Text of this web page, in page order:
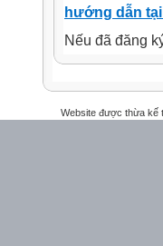
hướng dẫn
Nếu đã đăng
Website được thừa kế